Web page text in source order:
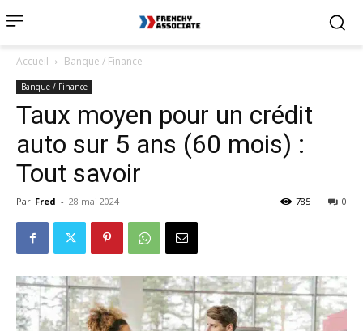
Accueil Banque / Finance
Banque / Finance
Taux moyen pour un crédit
auto sur 5 ans (60 mois) :
Tout savoir
Par Fred - 28 mai 2024 0
785